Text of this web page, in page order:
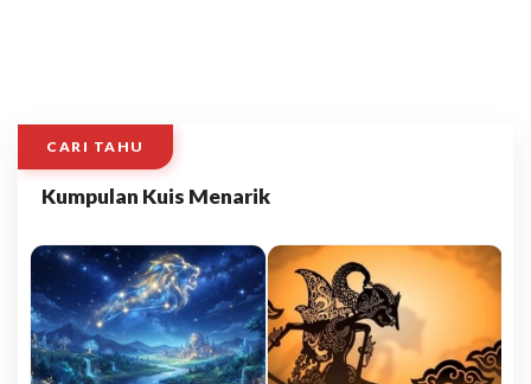
CARI TAHU
Kumpulan Kuis Menarik